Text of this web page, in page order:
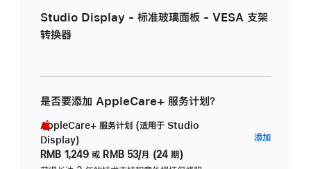
Studio Display - 标准玻璃面板 - VESA 支架
转换器
是否要添加 AppleCare+ 服务计划？
AppleCare+ 服务计划 (适用于 Studio
Display)
RMB 1,249 或 RMB 53/月 (24 期)
添加